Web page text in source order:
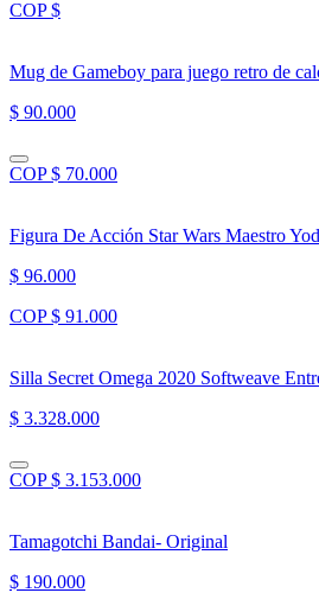
COP $
Mug de Gameboy para juego retro de
$ 90.000
COP $ 70.000
Figura De Acción Star Wars Maestro
$ 96.000
COP $ 91.000
Silla Secret Omega 2020 Softweave
$ 3.328.000
COP $ 3.153.000
Tamagotchi Bandai- Original
$ 190.000